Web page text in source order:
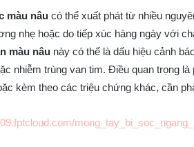
màu nâu có thể xuất phát từ nhiều
nhẹ hoặc do tiếp xúc hàng ngày với
màu nâu này có thể là dấu hiệu cảnh
nhiễm trùng van tim. Điều quan trọng
kèm theo các triệu chứng khác, cần